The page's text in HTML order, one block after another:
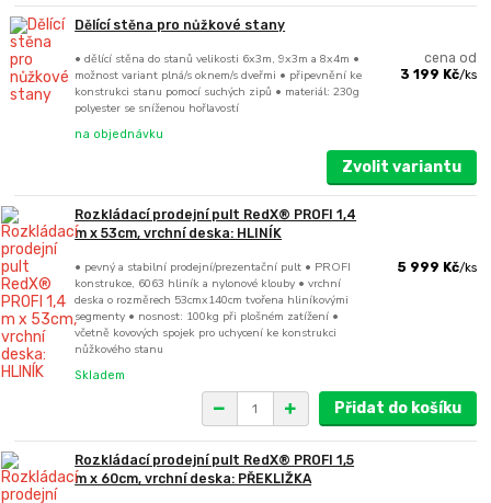
Dělící stěna pro nůžkové stany
• dělící stěna do stanů velikosti 6x3m, 9x3m a 8x4m •
možnost variant plná/s oknem/s dveřmi • připevnění ke
konstrukci stanu pomocí suchých zipů • materiál: 230g
polyester se sníženou hořlavostí
cena od
3 199 Kč/ks
na objednávku
Zvolit variantu
Rozkládací prodejní pult RedX® PROFI 1,4
m x 53cm, vrchní deska: HLINÍK
• pevný a stabilní prodejní/prezentační pult • PROFI
konstrukce, 6063 hliník a nylonové klouby • vrchní
deska o rozměrech 53cmx140cm tvořena hliníkovými
segmenty • nosnost: 100kg při plošném zatížení •
včetně kovových spojek pro uchycení ke konstrukci
nůžkového stanu
5 999 Kč/ks
Skladem
Přidat do košíku
Rozkládací prodejní pult RedX® PROFI 1,5
m x 60cm, vrchní deska: PŘEKLIŽKA